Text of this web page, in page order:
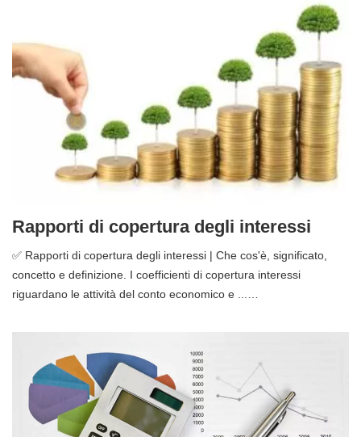
Rapporti di copertura degli interessi
✅ Rapporti di copertura degli interessi | Che cos'è, significato,
concetto e definizione. I coefficienti di copertura interessi
riguardano le attività del conto economico e ...…